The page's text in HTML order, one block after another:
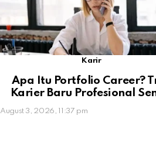
Karir
Apa Itu Portfolio Career?
Karier Baru Profesional
August 3, 2026, 11:37 pm